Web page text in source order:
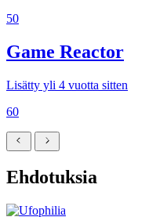
50
Game Reactor
Lisätty yli 4 vuotta sitten
60
Ehdotuksia